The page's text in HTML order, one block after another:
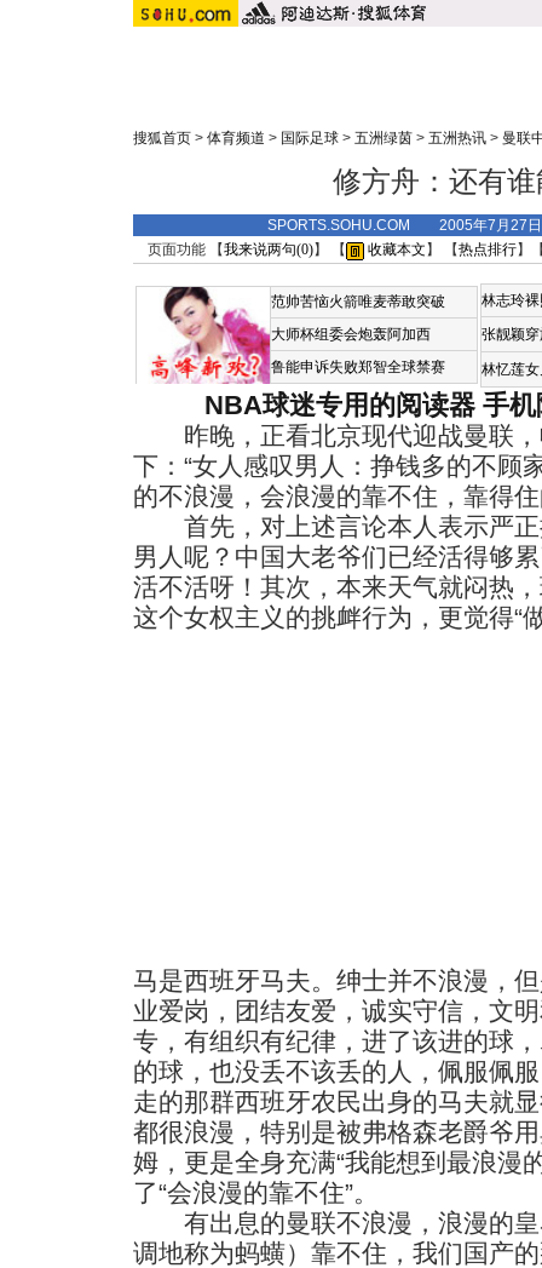
搜狐首页 > 体育频道 > 国际足球 > 五洲绿茵 > 五洲热讯 > 曼联
修方舟：还有
SPORTS.SOHU.COM 2005年7月27
页面功能 【我来说两句(0)】 【 收藏本文 】 【热点排行】
范帅苦恼火箭唯麦蒂敢突破
大师杯组委会炮轰阿加西
鲁能申诉失败郑智全球禁赛
林志玲
张靓颖
林忆莲
NBA球迷专用的阅读器 手
昨晚，正看北京现代迎战曼联，
下：“女人感叹男人：挣钱多的不顾
的不浪漫，会浪漫的靠不住，靠得
首先，对上述言论本人表示严正
男人呢？中国大老爷们已经活得够
活不活呀！其次，本来天气就闷热
这个女权主义的挑衅行为，更觉得“
马是西班牙马夫。绅士并不浪漫，
业爱岗，团结友爱，诚实守信，文
专，有组织有纪律，进了该进的球
的球，也没丢不该丢的人，佩服佩
走的那群西班牙农民出身的马夫就
都很浪漫，特别是被弗格森老爵爷
姆，更是全身充满“我能想到最浪漫
了“会浪漫的靠不住”。
有出息的曼联不浪漫，浪漫的皇
调地称为蚂蟥）靠不住，我们国产